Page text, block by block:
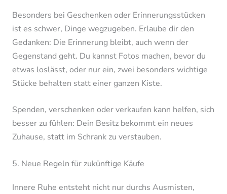
Besonders bei Geschenken oder Erinnerungsstücken
ist es schwer, Dinge wegzugeben. Erlaube dir den
Gedanken: Die Erinnerung bleibt, auch wenn der
Gegenstand geht. Du kannst Fotos machen, bevor du
etwas loslässt, oder nur ein, zwei besonders wichtige
Stücke behalten statt einer ganzen Kiste.
Spenden, verschenken oder verkaufen kann helfen, sich
besser zu fühlen: Dein Besitz bekommt ein neues
Zuhause, statt im Schrank zu verstauben.
5. Neue Regeln für zukünftige Käufe
Innere Ruhe entsteht nicht nur durchs Ausmisten,